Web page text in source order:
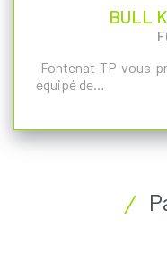
BULL
Fontenat TP vous
équipé de…